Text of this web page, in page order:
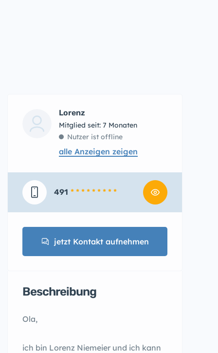
Lorenz
Mitglied seit: 7 Monaten
Nutzer ist offline
alle Anzeigen zeigen
491 * * * * * * * * *
jetzt Kontakt aufnehmen
Beschreibung
Ola,
ich bin Lorenz Niemeier und ich kann